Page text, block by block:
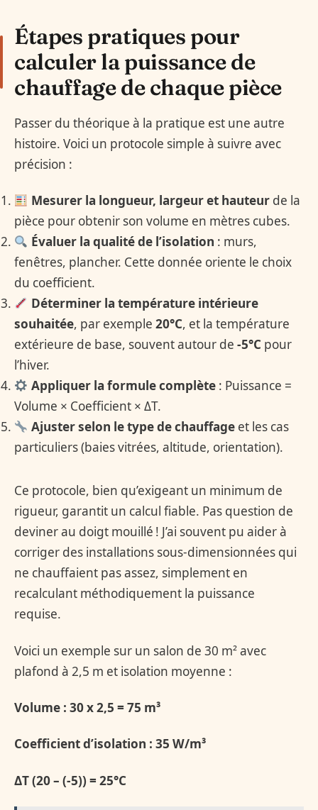
Étapes pratiques pour
calculer la puissance de
chauffage de chaque pièce
Passer du théorique à la pratique est une autre
histoire. Voici un protocole simple à suivre avec
précision :
Mesurer la longueur, largeur et hauteurde la
pièce pour obtenir son volume en mètres cubes.
Évaluer la qualité de l’isolation : murs,
fenêtres, plancher. Cette donnée oriente le choix
du coefficient.
Déterminer la température intérieure
souhaitée, par exemple 20°C, et la température
extérieure de base, souvent autour de -5°C pour
l’hiver.
Appliquer la formule complète: Puissance =
Volume × Coefficient × ΔT.
Ajuster selon le type de chauffageet les cas
particuliers (baies vitrées, altitude, orientation).
Ce protocole, bien qu’exigeant un minimum de
rigueur, garantit un calcul fiable. Pas question de
deviner au doigt mouillé ! J’ai souvent pu aider à
corriger des installations sous-dimensionnées qui
ne chauffaient pas assez, simplement en
recalculant méthodiquement la puissance
requise.
Voici un exemple sur un salon de 30 m² avec
plafond à 2,5 m et isolation moyenne :
Volume : 30 x 2,5 = 75 m³
Coefficient d’isolation : 35 W/m³
ΔT (20 – (-5)) = 25°C